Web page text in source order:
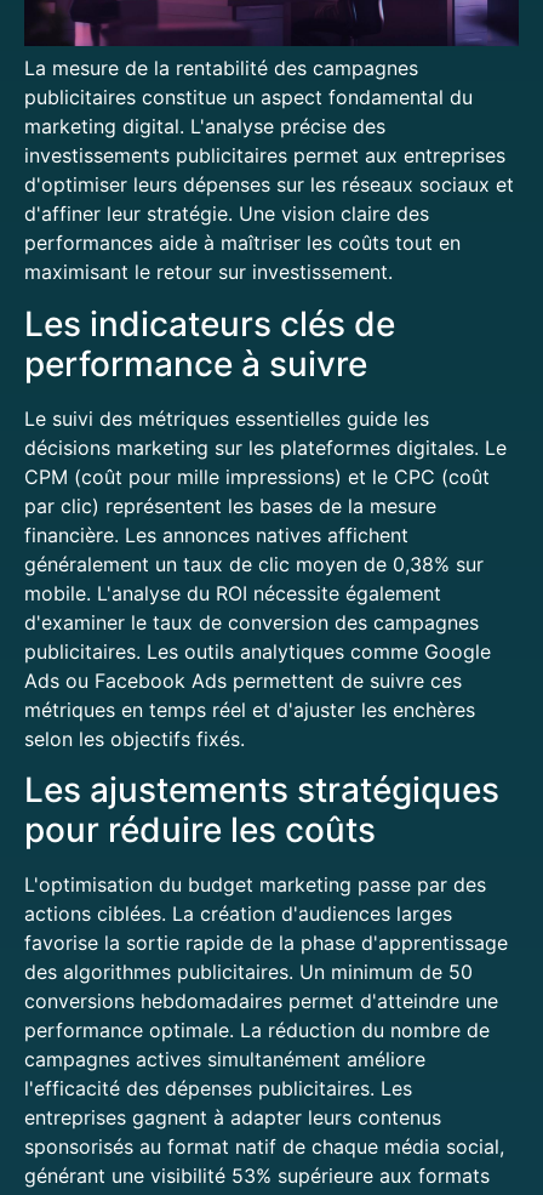
La mesure de la rentabilité des campagnes
publicitaires constitue un aspect fondamental du
marketing digital. L'analyse précise des
investissements publicitaires permet aux entreprises
d'optimiser leurs dépenses sur les réseaux sociaux et
d'affiner leur stratégie. Une vision claire des
performances aide à maîtriser les coûts tout en
maximisant le retour sur investissement.
Les indicateurs clés de
performance à suivre
Le suivi des métriques essentielles guide les
décisions marketing sur les plateformes digitales. Le
CPM (coût pour mille impressions) et le CPC (coût
par clic) représentent les bases de la mesure
financière. Les annonces natives affichent
généralement un taux de clic moyen de 0,38% sur
mobile. L'analyse du ROI nécessite également
d'examiner le taux de conversion des campagnes
publicitaires. Les outils analytiques comme Google
Ads ou Facebook Ads permettent de suivre ces
métriques en temps réel et d'ajuster les enchères
selon les objectifs fixés.
Les ajustements stratégiques
pour réduire les coûts
L'optimisation du budget marketing passe par des
actions ciblées. La création d'audiences larges
favorise la sortie rapide de la phase d'apprentissage
des algorithmes publicitaires. Un minimum de 50
conversions hebdomadaires permet d'atteindre une
performance optimale. La réduction du nombre de
campagnes actives simultanément améliore
l'efficacité des dépenses publicitaires. Les
entreprises gagnent à adapter leurs contenus
sponsorisés au format natif de chaque média social,
générant une visibilité 53% supérieure aux formats